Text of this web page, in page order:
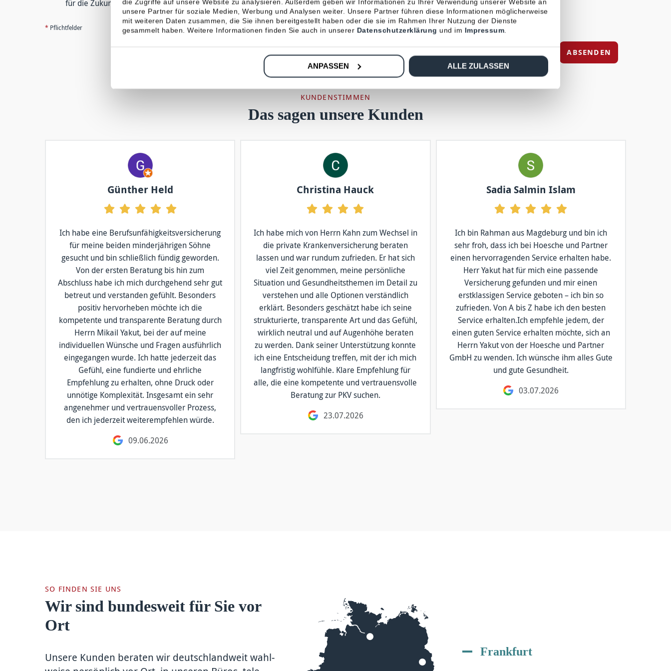
die Zugriffe auf unsere Website zu analysieren. Außerdem geben wir Informationen zu Ihrer Verwendung unserer Website an
unsere Partner für soziale Medien, Werbung und Analysen weiter. Unsere Partner führen diese Informationen möglicherweise
mit weiteren Daten zusammen, die Sie ihnen bereitgestellt haben oder die sie im Rahmen Ihrer Nutzung der Dienste
gesammelt haben. Weitere Informationen finden Sie auch in unserer Datenschutzerklärung und im Impressum.
ANPASSEN ALLE ZULASSEN
für die Zukunft widerrufen. Die AGBundErstinformationhabe ich gelesen.*
* Pflichtfelder
ABSENDEN
KUNDENSTIMMEN
Das sagen unsere Kunden
Günther Held
Ich habe eine Berufsunfähigkeitsversicherung
für meine beiden minderjährigen Söhne
gesucht und bin schließlich fündig geworden.
Von der ersten Beratung bis hin zum
Abschluss habe ich mich durchgehend sehr gut
betreut und verstanden gefühlt. Besonders
positiv hervorheben möchte ich die
kompetente und transparente Beratung durch
Herrn Mikail Yakut, bei der auf meine
individuellen Wünsche und Fragen ausführlich
eingegangen wurde. Ich hatte jederzeit das
Gefühl, eine fundierte und ehrliche
Empfehlung zu erhalten, ohne Druck oder
unnötige Komplexität. Insgesamt ein sehr
angenehmer und vertrauensvoller Prozess,
den ich jederzeit weiterempfehlen würde.
09.06.2026
Christina Hauck
Ich habe mich von Herrn Kahn zum Wechsel in
die private Krankenversicherung beraten
lassen und war rundum zufrieden. Er hat sich
viel Zeit genommen, meine persönliche
Situation und Gesundheits­themen im Detail zu
verstehen und alle Optionen verständlich
erklärt. Besonders geschätzt habe ich seine
strukturierte, transparente Art und das Gefühl,
wirklich neutral und auf Augenhöhe beraten
zu werden. Dank seiner Unterstützung konnte
ich eine Entscheidung treffen, mit der ich mich
langfristig wohlfühle. Klare Empfehlung für
alle, die eine kompetente und vertrauensvolle
Beratung zur PKV suchen.
23.07.2026
Sadia Salmin Islam
Ich bin Rahman aus Magdeburg und bin ich
sehr froh, dass ich bei Hoesche und Partner
einen hervorragenden Service erhalten habe.
Herr Yakut hat für mich eine passende
Versicherung gefunden und mir einen
erstklassigen Service geboten – ich bin so
zufrieden. Von A bis Z habe ich den besten
Service erhalten.Ich empfehle jedem, der
einen guten Service erhalten möchte, sich an
Herrn Yakut von der Hoesche und Partner
GmbH zu wenden. Ich wünsche ihm alles Gute
und gute Gesundheit.
03.07.2026
SO FINDEN SIE UNS
Wir sind bundesweit für Sie vor
Ort
Unsere Kunden be­raten wir deutsch­land­weit wahl­
Frankfurt